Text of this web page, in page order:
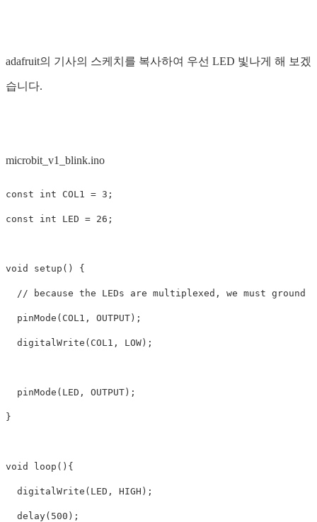
adafruit의 기사의 스케치를 복사하여 우선 LED 빛나게 해 보겠
습니다.
microbit_v1_blink.ino
const int COL1 = 3 ;
const int LED = 26 ;
void setup () {
// because the LEDs are multiplexed, we must ground
pinMode ( COL1 , OUTPUT);
digitalWrite ( COL1 , LOW);
pinMode ( LED , OUTPUT);
}
void loop (){
digitalWrite ( LED , HIGH );
delay( 500 );